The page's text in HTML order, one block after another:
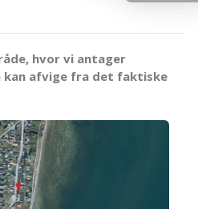
hvor vi antager
afvige fra det faktiske